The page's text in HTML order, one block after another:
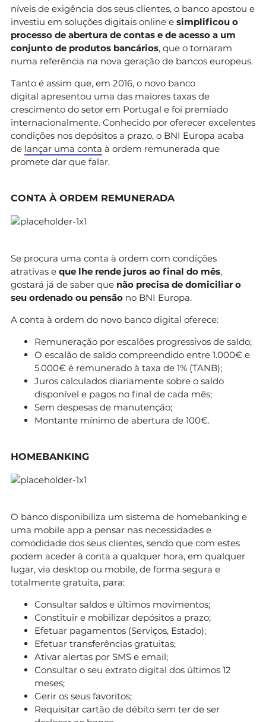
níveis de exigência dos seus clientes, o banco apostou e
investiu em soluções digitais online e simplificou o
processo de abertura de contas e de acesso a um
conjunto de produtos bancários, que o tornaram
numa referência na nova geração de bancos europeus.
Tanto é assim que, em 2016, o novo banco
digital apresentou uma das maiores taxas de
crescimento do setor em Portugal e foi premiado
internacionalmente. Conhecido por oferecer excelentes
condições nos depósitos a prazo, o BNI Europa acaba
de lançar uma conta à ordem remunerada que
promete dar que falar.
CONTA À ORDEM REMUNERADA
Se procura uma conta à ordem com condições
atrativas e que lhe rende juros ao final do mês,
gostará já de saber que não precisa de domiciliar o
seu ordenado ou pensão no BNI Europa.
A conta à ordem do novo banco digital oferece:
Remuneração por escalões progressivos de saldo;
O escalão de saldo compreendido entre 1.000€ e
5.000€ é remunerado à taxa de 1% (TANB);
Juros calculados diariamente sobre o saldo
disponível e pagos no final de cada mês;
Sem despesas de manutenção;
Montante mínimo de abertura de 100€.
HOMEBANKING
O banco disponibiliza um sistema de homebanking e
uma mobile app a pensar nas necessidades e
comodidade dos seus clientes, sendo que com estes
podem aceder à conta a qualquer hora, em qualquer
lugar, via desktop ou mobile, de forma segura e
totalmente gratuita, para:
Consultar saldos e últimos movimentos;
Constituir e mobilizar depósitos a prazo;
Efetuar pagamentos (Serviços, Estado);
Efetuar transferências gratuitas;
Ativar alertas por SMS e email;
Consultar o seu extrato digital dos últimos 12
meses;
Gerir os seus favoritos;
Requisitar cartão de débito sem ter de ser